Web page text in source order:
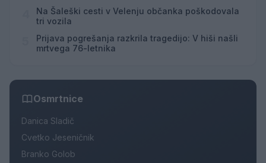
Na Šaleški cesti v Velenju občanka poškodovala
tri vozila
Prijava pogrešanja razkrila tragedijo: V hiši našli
mrtvega 76-letnika
Osmrtnice
Danica Sladič
Cvetko Jeseničnik
Branko Golob